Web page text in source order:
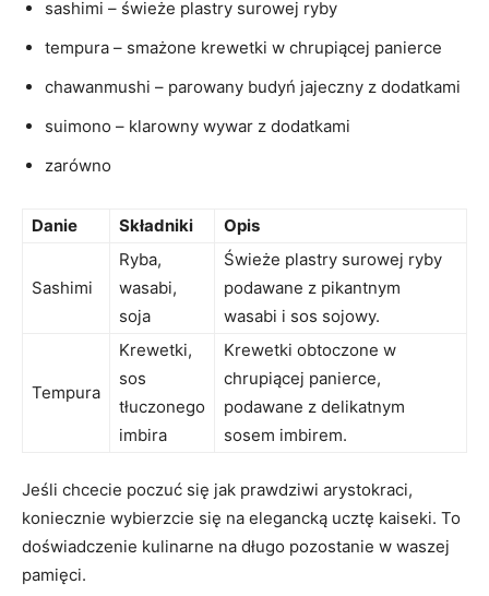
sashimi – świeże plastry surowej ryby
tempura – smażone krewetki w chrupiącej panierce
chawanmushi – parowany budyń jajeczny z dodatkami
suimono – klarowny wywar z dodatkami
zarówno
Danie Składniki Opis
Sashimi
Ryba,
wasabi,
soja
Świeże plastry surowej ryby
podawane z pikantnym
wasabi i sos sojowy.
Tempura
Krewetki,
sos
tłuczonego
imbira
Krewetki obtoczone w
chrupiącej panierce,
podawane z delikatnym
sosem imbirem.
Jeśli chcecie poczuć się jak prawdziwi arystokraci,
koniecznie wybierzcie się na elegancką ucztę kaiseki. To
doświadczenie kulinarne na długo pozostanie w waszej
pamięci.